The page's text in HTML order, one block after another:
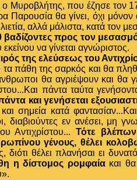
Μυροβλήτης, που έζησε τον
Παρουσία θα γίνει, όχι
αλλά μάλιστα, κατά τον
βαδίζοντες προς τον
να γίνεται αγνώριστος.
της ελεύσεως του
πάθη της σαρκός και θα
θα αγριέψουν και θα
πάντα ταύτα
και γενήσεται
σημεία κατά
διαβιούντες εν ανέσει, μη
Αντιχρίστου... Τότε
γένους, θέλει
διότι θέλει πλανήσαι ει
η δίστομος ρομφαίακαι θα